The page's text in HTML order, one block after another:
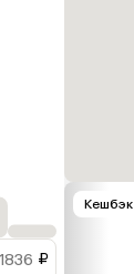
₽
Кешбэк